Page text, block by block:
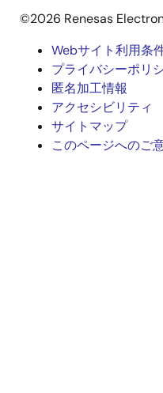
©2026 Renesas
Legal
footer
Webサイト利用条
プライバシーポリ
匿名加工情報
アクセシビリティ
サイトマップ
このページへのご